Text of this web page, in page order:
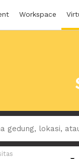
Workspace